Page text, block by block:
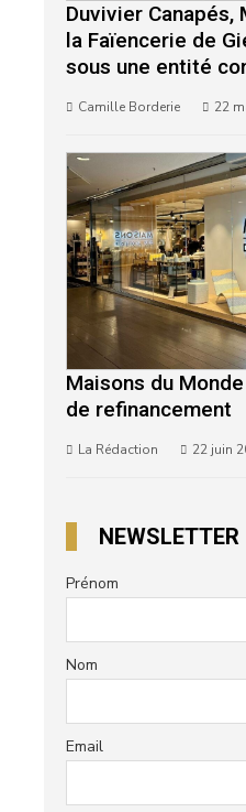
Duvivier
la Faïencerie de
sous une entité
Camille Borderie 22
Maisons du
de refinancement
La Rédaction 22 juin
NEWSLETTER
Prénom
Nom
Email